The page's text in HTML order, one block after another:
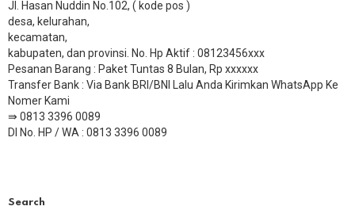
Jl. Hasan Nuddin No.102, ( kode pos )
desa, kelurahan,
kecamatan,
kabupaten, dan provinsi. No. Hp Aktif : 08123456xxx
Pesanan Barang : Paket Tuntas 8 Bulan, Rp xxxxxx
​Transfer Bank : Via Bank BRI/BNI Lalu Anda Kirimkan WhatsApp Ke
Nomer Kami
⇛ 0813 3396 0089
DI No. HP / WA : 0813 3396 0089
Search